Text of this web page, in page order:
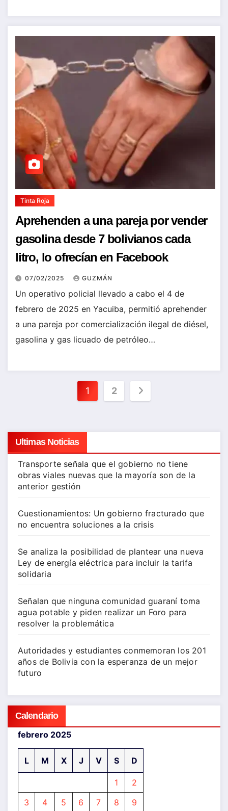
Tinta Roja
Aprehenden a una pareja por vender
gasolina desde 7 bolivianos cada
litro, lo ofrecían en Facebook
07/02/2025 GUZMÁN
Un operativo policial llevado a cabo el 4 de
febrero de 2025 en Yacuiba, permitió aprehender
a una pareja por comercialización ilegal de diésel,
gasolina y gas licuado de petróleo…
Paginación
entradas
1 2
Ultimas Noticias
Transporte señala que el gobierno no tiene
obras viales nuevas que la mayoría son de la
anterior gestión
Cuestionamientos: Un gobierno fracturado que
no encuentra soluciones a la crisis
Se analiza la posibilidad de plantear una nueva
Ley de energía eléctrica para incluir la tarifa
solidaria
Señalan que ninguna comunidad guaraní toma
agua potable y piden realizar un Foro para
resolver la problemática
Autoridades y estudiantes conmemoran los 201
años de Bolivia con la esperanza de un mejor
futuro
Calendario
febrero 2025
L M X J V S D
1
2
3
4 5 6 7 8
9